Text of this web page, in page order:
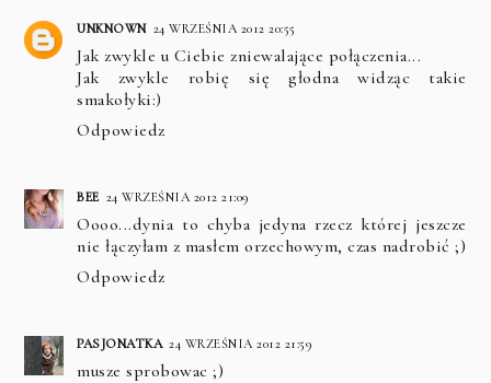
UNKNOWN 24 WRZEŚNIA 2012 20:55
Jak zwykle u Ciebie zniewalające połączenia...
Jak zwykle robię się głodna widząc takie
smakołyki:)
Odpowiedz
BEE 24 WRZEŚNIA 2012 21:09
Oooo...dynia to chyba jedyna rzecz której jeszcze
nie łączyłam z masłem orzechowym, czas nadrobić ;)
Odpowiedz
PASJONATKA 24 WRZEŚNIA 2012 21:59
musze sprobowac ;)